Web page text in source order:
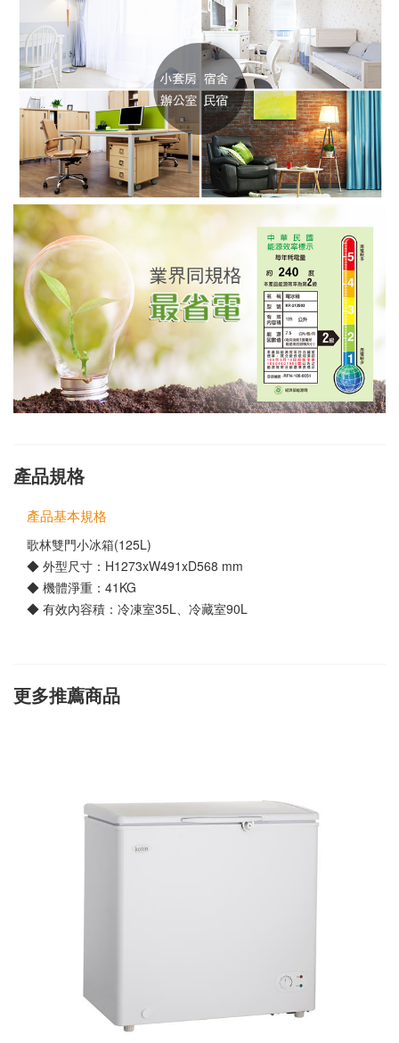
產品規格
產品基本規格
歌林雙門小冰箱(125L)
◆ 外型尺寸：H1273xW491xD568 mm
◆ 機體淨重：41KG
◆ 有效內容積：冷凍室35L、冷藏室90L
更多推薦商品